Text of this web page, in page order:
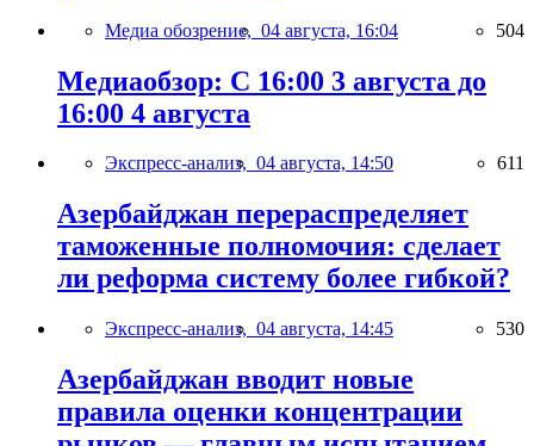
Медиа обозрение, 04 августа, 16:04 504
Медиаобзор: С 16:00 3 августа до
16:00 4 августа
Экспресс-анализ, 04 августа, 14:50 611
Азербайджан перераспределяет
таможенные полномочия: сделает
ли реформа систему более гибкой?
Экспресс-анализ, 04 августа, 14:45 530
Азербайджан вводит новые
правила оценки концентрации